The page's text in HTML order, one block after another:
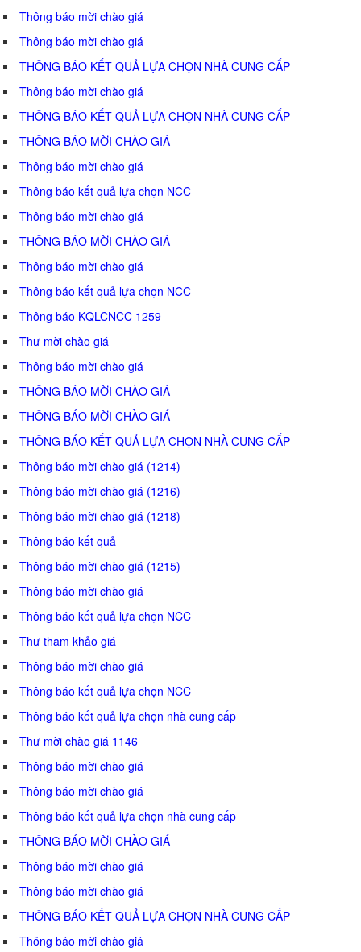
Thông báo mời chào giá
Thông báo mời chào giá
THÔNG BÁO KẾT QUẢ LỰA CHỌN NHÀ CUNG CẤP
Thông báo mời chào giá
THÔNG BÁO KẾT QUẢ LỰA CHỌN NHÀ CUNG CẤP
THÔNG BÁO MỜI CHÀO GIÁ
Thông báo mời chào giá
Thông báo kết quả lựa chọn NCC
Thông báo mời chào giá
THÔNG BÁO MỜI CHÀO GIÁ
Thông báo mời chào giá
Thông báo kết quả lựa chọn NCC
Thông báo KQLCNCC 1259
Thư mời chào giá
Thông báo mời chào giá
THÔNG BÁO MỜI CHÀO GIÁ
THÔNG BÁO MỜI CHÀO GIÁ
THÔNG BÁO KẾT QUẢ LỰA CHỌN NHÀ CUNG CẤP
Thông báo mời chào giá (1214)
Thông báo mời chào giá (1216)
Thông báo mời chào giá (1218)
Thông báo kết quả
Thông báo mời chào giá (1215)
Thông báo mời chào giá
Thông báo kết quả lựa chọn NCC
Thư tham khảo giá
Thông báo mời chào giá
Thông báo kết quả lựa chọn NCC
Thông báo kết quả lựa chọn nhà cung cấp
Thư mời chào giá 1146
Thông báo mời chào giá
Thông báo mời chào giá
Thông báo kết quả lựa chọn nhà cung cấp
THÔNG BÁO MỜI CHÀO GIÁ
Thông báo mời chào giá
Thông báo mời chào giá
THÔNG BÁO KẾT QUẢ LỰA CHỌN NHÀ CUNG CẤP
Thông báo mời chào giá